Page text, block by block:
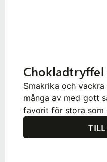
Smakrika och
många av med gott
favorit för stora som
TILL